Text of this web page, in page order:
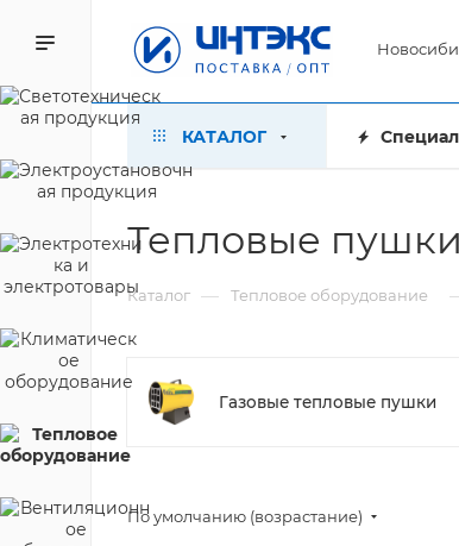
КАТАЛОГ
Тепловые
Каталог — Тепловое оборудование
Газовые тепловые пушки
По умолчанию (возрастание)